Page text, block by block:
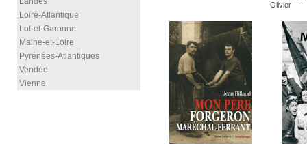
Loire-Atlantique
Lot-et-Garonne
Maine-et-Loire
Pyrénées-Atlantiques
Vendée
Vienne
Olivier